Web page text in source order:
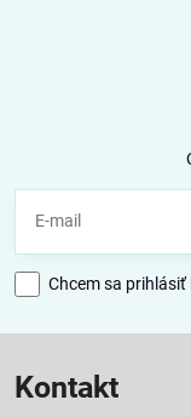
Chcem sa
Kontakt